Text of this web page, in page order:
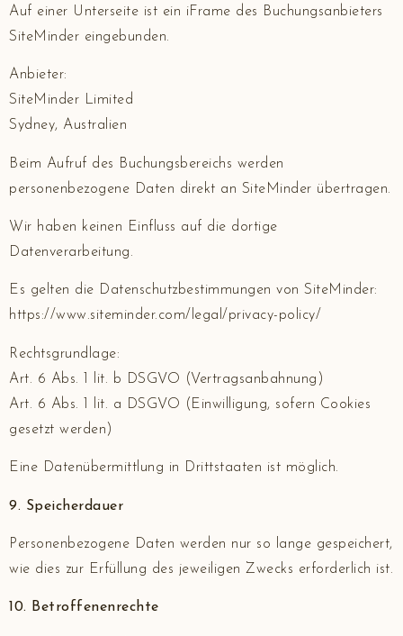
Auf einer Unterseite ist ein iFrame des Buchungsanbieters
SiteMinder eingebunden.
Anbieter:
SiteMinder Limited
Sydney, Australien
Beim Aufruf des Buchungsbereichs werden
personenbezogene Daten direkt an SiteMinder übertragen.
Wir haben keinen Einfluss auf die dortige
Datenverarbeitung.
Es gelten die Datenschutzbestimmungen von SiteMinder:
https://www.siteminder.com/legal/privacy-policy/
Rechtsgrundlage:
Art. 6 Abs. 1 lit. b DSGVO (Vertragsanbahnung)
Art. 6 Abs. 1 lit. a DSGVO (Einwilligung, sofern Cookies
gesetzt werden)
Eine Datenübermittlung in Drittstaaten ist möglich.
9. Speicherdauer
Personenbezogene Daten werden nur so lange gespeichert,
wie dies zur Erfüllung des jeweiligen Zwecks erforderlich ist.
10. Betroffenenrechte